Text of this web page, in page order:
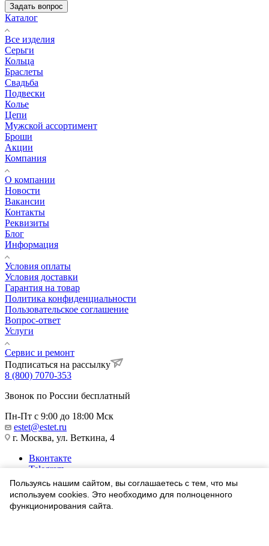
Задать вопрос
Каталог
Все изделия
Серьги
Кольца
Браслеты
Свадьба
Подвески
Колье
Цепи
Мужской ассортимент
Броши
Акции
Компания
О компании
Новости
Вакансии
Контакты
Реквизиты
Блог
Информация
Условия оплаты
Условия доставки
Гарантия на товар
Политика конфиденциальности
Пользовательское соглашение
Вопрос-ответ
Услуги
Сервис и ремонт
Подписаться на рассылку
8 (800) 7070-353
Звонок по России бесплатный
Пн-Пт с 9:00 до 18:00 Мск
estet@estet.ru
г. Москва, ул. Веткина, 4
Вконтакте
Telegram
Одноклассники
WhatsApp
1991-2026 © Ювелирный Дом ЭСТЕТ
Пользуясь нашим сайтом, вы соглашаетесь с тем, что мы
используем cookies. Это необходимо для полноценного
функционирования сайта.